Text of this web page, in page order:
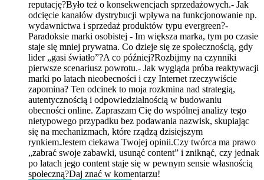
reputację?Było też o konsekwencjach sprzedażowych.- Jak
odcięcie kanałów dystrybucji wpływa na funkcjonowanie np.
wydawnictwa i sprzedaż produktów typu evergreen?-
Paradoksie marki osobistej - Im większa marka, tym po czasie
staje się mniej prywatna. Co dzieje się ze społecznością, gdy
lider „gasi światło”?A co później?Rozbijmy na czynniki
pierwsze scenariusz powrotu.- Jak wygląda próba reaktywacji
marki po latach nieobecności i czy Internet rzeczywiście
zapomina? Ten odcinek to moja rozkmina nad strategią,
autentycznością i odpowiedzialnością w budowaniu
obecności online. Zapraszam Cię do wspólnej analizy tego
nietypowego przypadku bez podawania nazwisk, skupiając
się na mechanizmach, które rządzą dzisiejszym
rynkiem.Jestem ciekawa Twojej opinii.Czy twórca ma prawo
„zabrać swoje zabawki, usunąć content” i zniknąć, czy jednak
po latach jego content staje się w pewnym sensie własnością
społeczną?Daj znać w komentarzu!